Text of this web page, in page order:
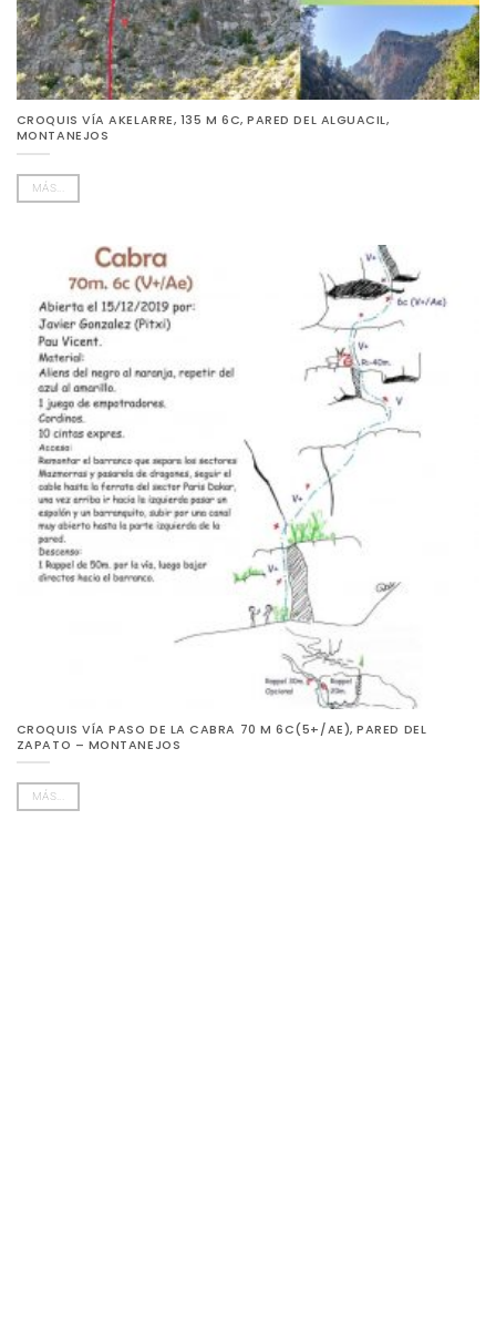
CROQUIS VÍA AKELARRE, 135 M 6C, PARED DEL ALGUACIL,
MONTANEJOS
MÁS...
CROQUIS VÍA PASO DE LA CABRA 70 M 6C(5+/AE), PARED DEL
ZAPATO – MONTANEJOS
MÁS...